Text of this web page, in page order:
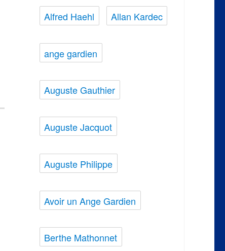
Alfred Haehl Allan Kardec
ange gardien
Auguste Gauthier
Auguste Jacquot
Auguste Philippe
Avoir un Ange Gardien
Berthe Mathonnet